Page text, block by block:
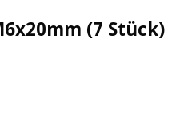
(7 Stück)